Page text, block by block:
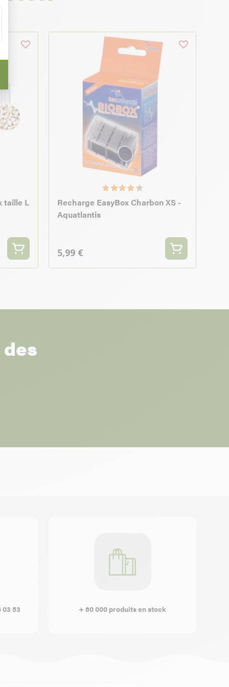
taille L
Recharge EasyBox Charbon XS -
Aquatlantis
5,99 €
03 53 + 60 000 produits en stock